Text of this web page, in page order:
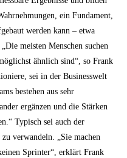
ein Fundament,
werden kann – etwa
meisten Menschen suchen
ähnlich sind“, so Frank
sei in der Businesswelt
bestehen aus sehr
ergänzen und die Stärken
Typisch sei auch der
verwandeln. „Sie machen
Sprinter“, erklärt Frank